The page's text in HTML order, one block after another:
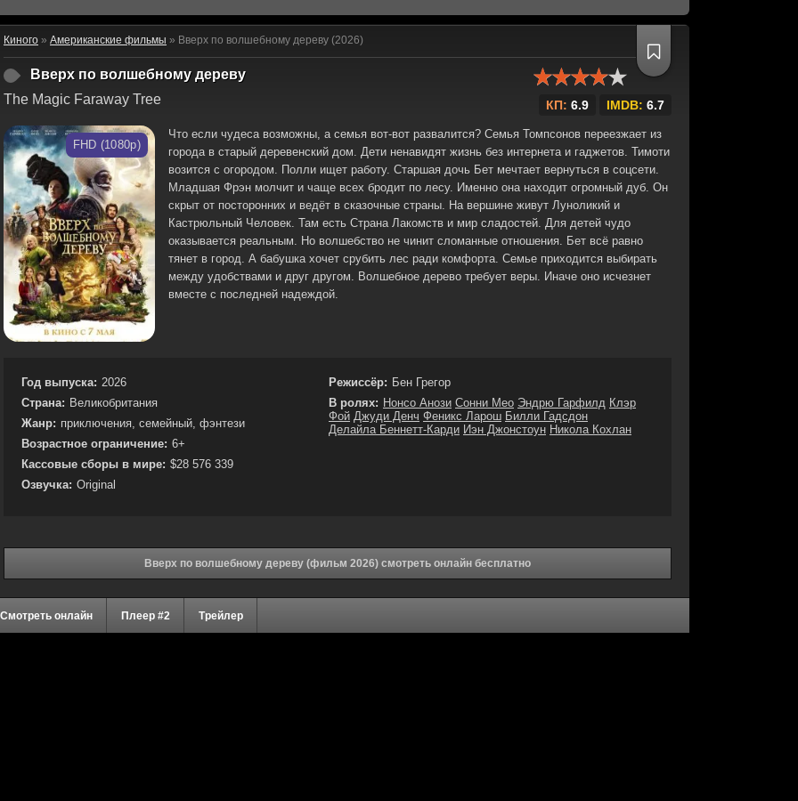
Киного » Американские фильмы » Вверх по волшебному дереву (2026)
Вверх по волшебному дереву
The Magic Faraway Tree
КП: 6.9 IMDB: 6.7
FHD (1080p)
Что если чудеса возможны, а семья вот-вот развалится? Семья Томпсонов переезжает из
города в старый деревенский дом. Дети ненавидят жизнь без интернета и гаджетов. Тимоти
возится с огородом. Полли ищет работу. Старшая дочь Бет мечтает вернуться в соцсети.
Младшая Фрэн молчит и чаще всех бродит по лесу. Именно она находит огромный дуб. Он
скрыт от посторонних и ведёт в сказочные страны. На вершине живут Луноликий и
Кастрюльный Человек. Там есть Страна Лакомств и мир сладостей. Для детей чудо
оказывается реальным. Но волшебство не чинит сломанные отношения. Бет всё равно
тянет в город. А бабушка хочет срубить лес ради комфорта. Семье приходится выбирать
между удобствами и друг другом. Волшебное дерево требует веры. Иначе оно исчезнет
вместе с последней надеждой.
Год выпуска: 2026
Страна: Великобритания
Жанр: приключения, семейный, фэнтези
Возрастное ограничение: 6+
Кассовые сборы в мире: $28 576 339
Озвучка: Original
Режиссёр: Бен Грегор
В ролях: Нонсо Анози Сонни Мео Эндрю Гарфилд Клэр
Фой Джуди Денч Феникс Ларош Билли Гадсдон
Делайла Беннетт-Карди Иэн Джонстоун Никола Кохлан
Вверх по волшебному дереву (фильм 2026) смотреть онлайн бесплатно
Смотреть онлайн Плеер #2 Трейлер